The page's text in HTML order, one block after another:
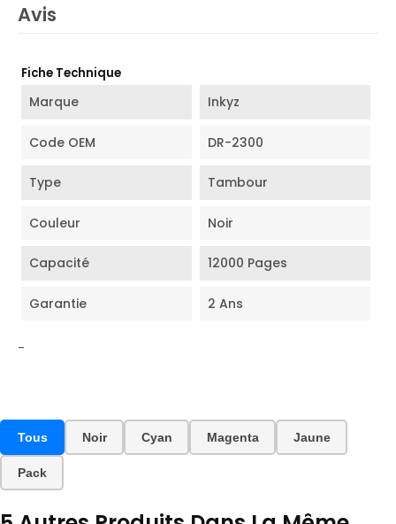
Avis
Fiche Technique
Marque Inkyz
Code OEM DR-2300
Type Tambour
Couleur Noir
Capacité 12000 Pages
Garantie 2 Ans
-
Tous Noir Cyan Magenta Jaune
Pack